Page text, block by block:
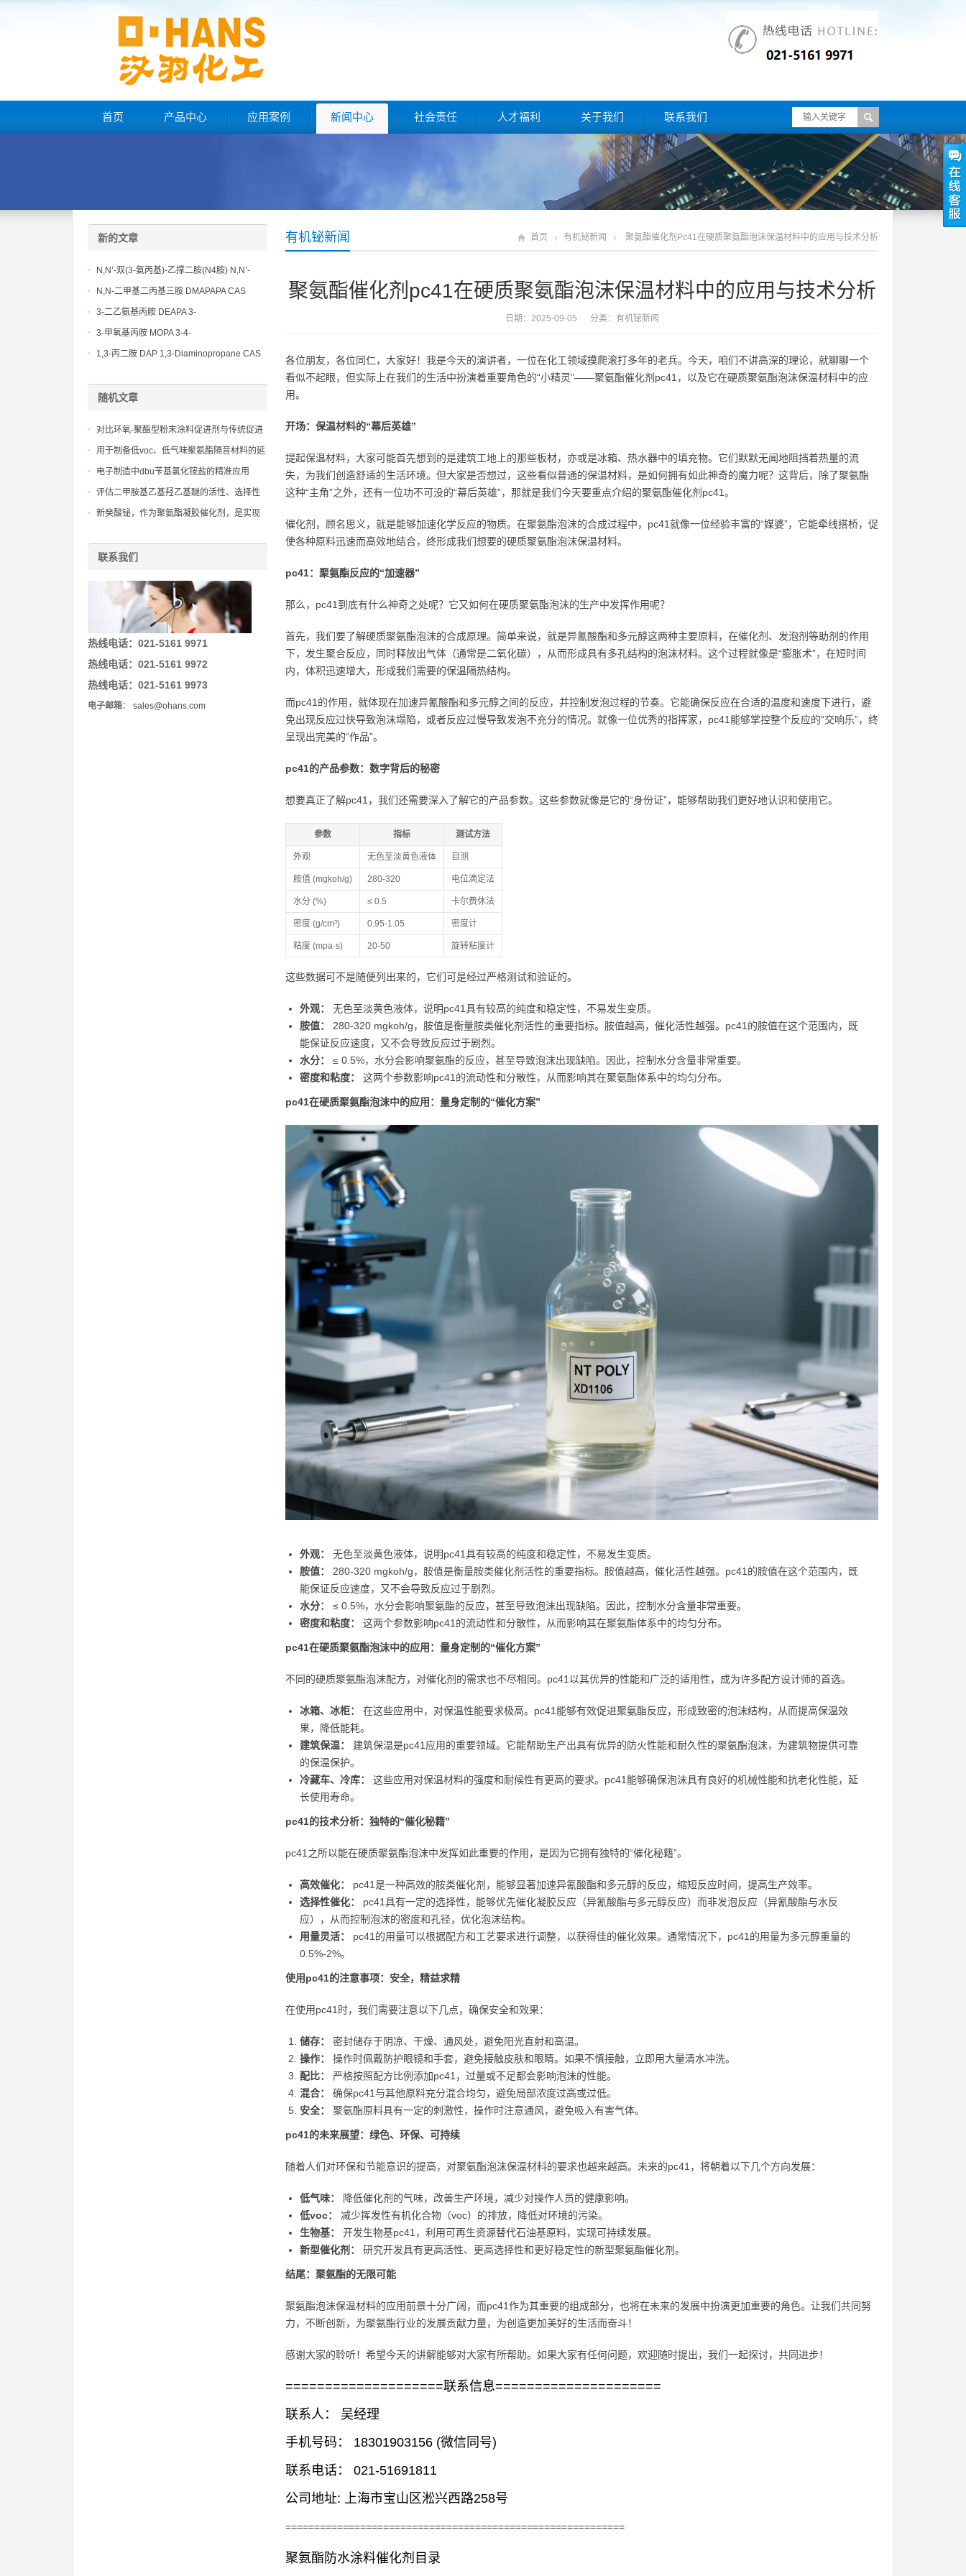
首页 产品中心 应用案例 新闻中心 社会责任 人才福利 关于我们 联系我们
有机铋新闻 首页 有机铋新闻 聚氨酯催化剂pc41在硬质聚氨酯泡沫保温材料中的应用与技术分析
聚氨酯催化剂pc41在硬质聚氨酯泡沫保温材料中的应用与技术分析
日期：2025-09-05 分类： 有机铋新闻
各位朋友，各位同仁，大家好！我是今天的演讲者，一位在化工领域摸爬滚打多年的老兵。今天，咱们不讲高深的理论，就聊聊一个
看似不起眼，但实际上在我们的生活中扮演着重要角色的“小精灵”——聚氨酯催化剂pc41，以及它在硬质聚氨酯泡沫保温材料中的应
用。
开场：保温材料的“幕后英雄”
提起保温材料，大家可能首先想到的是建筑工地上的那些板材，亦或是冰箱、热水器中的填充物。它们默默无闻地阻挡着热量的流
失，为我们创造舒适的生活环境。但大家是否想过，这些看似普通的保温材料，是如何拥有如此神奇的魔力呢？这背后，除了聚氨酯
这种“主角”之外，还有一位功不可没的“幕后英雄”，那就是我们今天要重点介绍的聚氨酯催化剂pc41。
催化剂，顾名思义，就是能够加速化学反应的物质。在聚氨酯泡沫的合成过程中，pc41就像一位经验丰富的“媒婆”，它能牵线搭桥，促
使各种原料迅速而高效地结合，终形成我们想要的硬质聚氨酯泡沫保温材料。
pc41：聚氨酯反应的“加速器”
那么，pc41到底有什么神奇之处呢？它又如何在硬质聚氨酯泡沫的生产中发挥作用呢？
首先，我们要了解硬质聚氨酯泡沫的合成原理。简单来说，就是异氰酸酯和多元醇这两种主要原料，在催化剂、发泡剂等助剂的作用
下，发生聚合反应，同时释放出气体（通常是二氧化碳），从而形成具有多孔结构的泡沫材料。这个过程就像是“膨胀术”，在短时间
内，体积迅速增大，形成我们需要的保温隔热结构。
而pc41的作用，就体现在加速异氰酸酯和多元醇之间的反应，并控制发泡过程的节奏。它能确保反应在合适的温度和速度下进行，避
免出现反应过快导致泡沫塌陷，或者反应过慢导致发泡不充分的情况。就像一位优秀的指挥家，pc41能够掌控整个反应的“交响乐”，终
呈现出完美的“作品”。
pc41的产品参数：数字背后的秘密
想要真正了解pc41，我们还需要深入了解它的产品参数。这些参数就像是它的“身份证”，能够帮助我们更好地认识和使用它。
参数 指标 测试方法
外观 无色至淡黄色液体 目测
胺值 (mgkoh/g) 280-320 电位滴定法
水分 (%) ≤ 0.5 卡尔费休法
密度 (g/cm³) 0.95-1.05 密度计
粘度 (mpa·s) 20-50 旋转粘度计
这些数据可不是随便列出来的，它们可是经过严格测试和验证的。
外观：
无色至淡黄色液体，说明pc41具有较高的纯度和稳定性，不易发生变质。
胺值：
280-320 mgkoh/g，胺值是衡量胺类催化剂活性的重要指标。胺值越高，催化活性越强。pc41的胺值在这个范围内，既
能保证反应速度，又不会导致反应过于剧烈。
水分：
≤ 0.5%，水分会影响聚氨酯的反应，甚至导致泡沫出现缺陷。因此，控制水分含量非常重要。
密度和粘度：
这两个参数影响pc41的流动性和分散性，从而影响其在聚氨酯体系中的均匀分布。
pc41在硬质聚氨酯泡沫中的应用：量身定制的“催化方案”
外观：
无色至淡黄色液体，说明pc41具有较高的纯度和稳定性，不易发生变质。
胺值：
280-320 mgkoh/g，胺值是衡量胺类催化剂活性的重要指标。胺值越高，催化活性越强。pc41的胺值在这个范围内，既
能保证反应速度，又不会导致反应过于剧烈。
水分：
≤ 0.5%，水分会影响聚氨酯的反应，甚至导致泡沫出现缺陷。因此，控制水分含量非常重要。
密度和粘度：
这两个参数影响pc41的流动性和分散性，从而影响其在聚氨酯体系中的均匀分布。
pc41在硬质聚氨酯泡沫中的应用：量身定制的“催化方案”
不同的硬质聚氨酯泡沫配方，对催化剂的需求也不尽相同。pc41以其优异的性能和广泛的适用性，成为许多配方设计师的首选。
冰箱、冰柜：
在这些应用中，对保温性能要求极高。pc41能够有效促进聚氨酯反应，形成致密的泡沫结构，从而提高保温效
果，降低能耗。
建筑保温：
建筑保温是pc41应用的重要领域。它能帮助生产出具有优异的防火性能和耐久性的聚氨酯泡沫，为建筑物提供可靠
的保温保护。
冷藏车、冷库：
这些应用对保温材料的强度和耐候性有更高的要求。pc41能够确保泡沫具有良好的机械性能和抗老化性能，延
长使用寿命。
pc41的技术分析：独特的“催化秘籍”
pc41之所以能在硬质聚氨酯泡沫中发挥如此重要的作用，是因为它拥有独特的“催化秘籍”。
高效催化：
pc41是一种高效的胺类催化剂，能够显著加速异氰酸酯和多元醇的反应，缩短反应时间，提高生产效率。
选择性催化：
pc41具有一定的选择性，能够优先催化凝胶反应（异氰酸酯与多元醇反应）而非发泡反应（异氰酸酯与水反
应），从而控制泡沫的密度和孔径，优化泡沫结构。
用量灵活：
pc41的用量可以根据配方和工艺要求进行调整，以获得佳的催化效果。通常情况下，pc41的用量为多元醇重量的
0.5%-2%。
使用pc41的注意事项：安全，精益求精
在使用pc41时，我们需要注意以下几点，确保安全和效果：
储存：
密封储存于阴凉、干燥、通风处，避免阳光直射和高温。
操作：
操作时佩戴防护眼镜和手套，避免接触皮肤和眼睛。如果不慎接触，立即用大量清水冲洗。
配比：
严格按照配方比例添加pc41，过量或不足都会影响泡沫的性能。
混合：
确保pc41与其他原料充分混合均匀，避免局部浓度过高或过低。
安全：
聚氨酯原料具有一定的刺激性，操作时注意通风，避免吸入有害气体。
pc41的未来展望：绿色、环保、可持续
随着人们对环保和节能意识的提高，对聚氨酯泡沫保温材料的要求也越来越高。未来的pc41，将朝着以下几个方向发展：
低气味：
降低催化剂的气味，改善生产环境，减少对操作人员的健康影响。
低voc：
减少挥发性有机化合物（voc）的排放，降低对环境的污染。
生物基：
开发生物基pc41，利用可再生资源替代石油基原料，实现可持续发展。
新型催化剂：
研究开发具有更高活性、更高选择性和更好稳定性的新型聚氨酯催化剂。
结尾：聚氨酯的无限可能
聚氨酯泡沫保温材料的应用前景十分广阔，而pc41作为其重要的组成部分，也将在未来的发展中扮演更加重要的角色。让我们共同努
力，不断创新，为聚氨酯行业的发展贡献力量，为创造更加美好的生活而奋斗！
感谢大家的聆听！希望今天的讲解能够对大家有所帮助。如果大家有任何问题，欢迎随时提出，我们一起探讨，共同进步！
====================联系信息=====================
联系人： 吴经理
手机号码： 18301903156 (微信同号)
联系电话： 021-51691811
公司地址: 上海市宝山区淞兴西路258号
===========================================================
聚氨酯防水涂料催化剂目录
新的文章
N,N’-双(3-氨丙基)-乙撑二胺(N4胺) N,N’-
Bis(3-aminopropyl)-ethylenediamine CAS
No10563-26-5
N,N-二甲基二丙基三胺 DMAPAPA CAS
No10563-29-8
3-二乙氨基丙胺 DEAPA 3-
(Diethylamino)propylamine CAS No 104-
3-甲氧基丙胺 MOPA 3-4-
Methoxypropylamine CAS No 5332-73-0
1,3-丙二胺 DAP 1,3-Diaminopropane CAS
随机文章
对比环氧-聚酯型粉末涂料促进剂与传统促进
剂在固化效果上的显著差异
用于制备低voc、低气味聚氨酯隔音材料的延
迟低气味胺催化剂led-204
电子制造中dbu苄基氯化铵盐的精准应用
评估二甲胺基乙基羟乙基醚的活性、选择性
及其与不同异氰酸酯和多元醇的兼容性
新癸酸铋，作为聚氨酯凝胶催化剂，是实现
联系我们
热线电话：021-5161 9971
热线电话：021-5161 9972
热线电话：021-5161 9973
电子邮箱： sales@ohans.com